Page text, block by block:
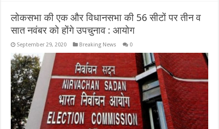
लोकसभा की एक और विधानसभा की 56 सीटों पर तीन व
सात नवंबर को होंगे उपचुनाव : आयोग
September 29, 2020 Breaking News 0